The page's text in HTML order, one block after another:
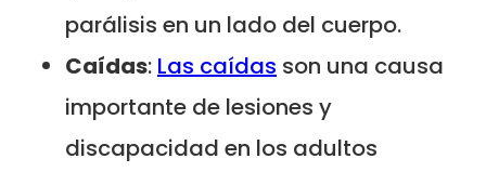
parálisis en un lado del cuerpo.
Caídas: Las caídas son una causa
importante de lesiones y
discapacidad en los adultos